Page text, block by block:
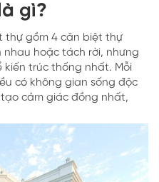
gì?
thự gồm 4 căn biệt thự
hoặc tách rời, nhưng
trúc thống nhất. Mỗi
có không gian sống độc
cảm giác đồng nhất,